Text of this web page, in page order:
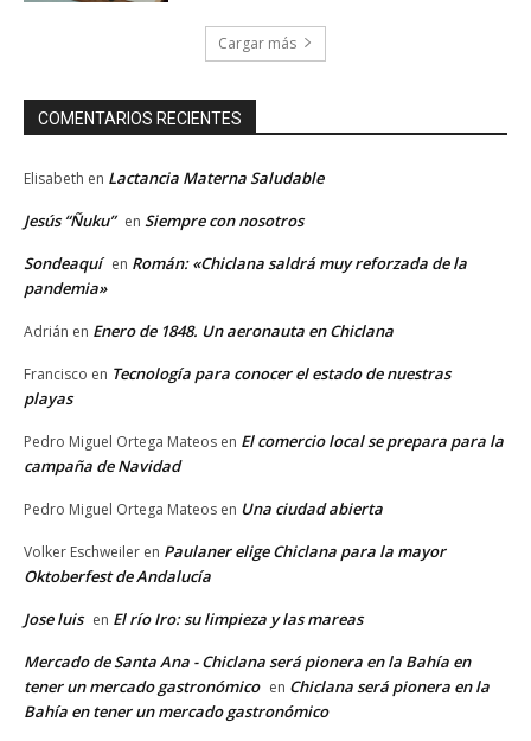
Cargar más
COMENTARIOS RECIENTES
Elisabeth en Lactancia Materna Saludable
Jesús “Ñuku” en Siempre con nosotros
Sondeaquí en Román: «Chiclana saldrá muy reforzada de la
pandemia»
Adrián en Enero de 1848. Un aeronauta en Chiclana
Francisco en Tecnología para conocer el estado de nuestras
playas
Pedro Miguel Ortega Mateos en El comercio local se prepara para la
campaña de Navidad
Pedro Miguel Ortega Mateos en Una ciudad abierta
Volker Eschweiler en Paulaner elige Chiclana para la mayor
Oktoberfest de Andalucía
Jose luis en El río Iro: su limpieza y las mareas
Mercado de Santa Ana - Chiclana será pionera en la Bahía en
tener un mercado gastronómico en Chiclana será pionera en la
Bahía en tener un mercado gastronómico